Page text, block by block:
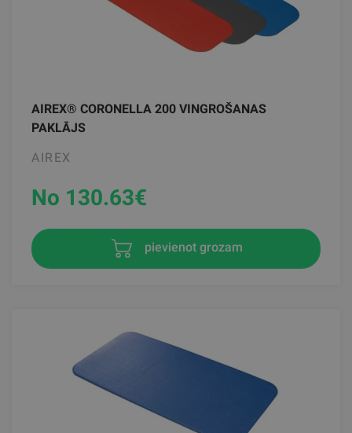
AIREX® CORONELLA 200 VINGROŠANAS
PAKLĀJS
AIREX
No 130.63€
pievienot grozam